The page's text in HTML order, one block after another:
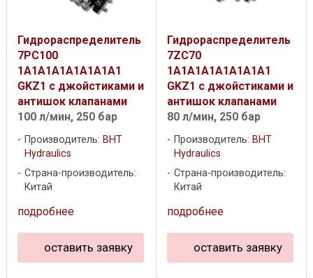
Гидрораспределитель
7PC100
1A1A1A1A1A1A1A1
GKZ1 c джойстиками и
антишок клапанами
100 л/мин, 250 бар
Производитель: BHT
Hydraulics
Страна-производитель:
Китай
подробнее
оставить заявку
Гидрораспределитель
7ZC70
1A1A1A1A1A1A1A1
GKZ1 c джойстиками и
антишок клапанами
80 л/мин, 250 бар
Производитель: BHT
Hydraulics
Страна-производитель:
Китай
подробнее
оставить заявку